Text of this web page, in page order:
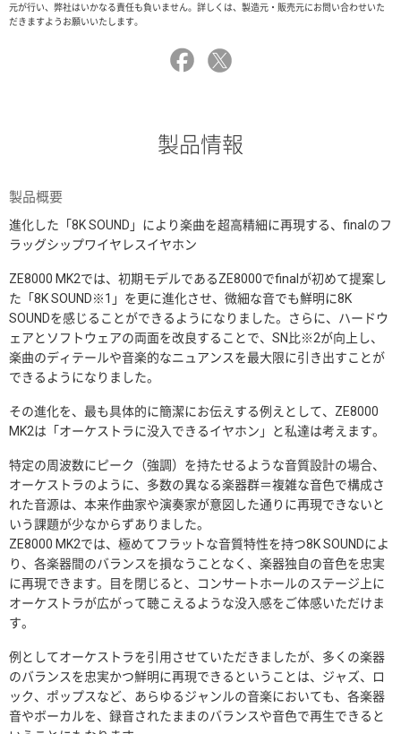
元が行い、弊社はいかなる責任も負いません。詳しくは、製造元・販売元にお問い合わせいた
だきますようお願いいたします。
製品情報
製品概要
進化した「8K SOUND」により楽曲を超高精細に再現する、finalのフ
ラッグシップワイヤレスイヤホン
ZE8000 MK2では、初期モデルであるZE8000でfinalが初めて提案し
た「8K SOUND※1」を更に進化させ、微細な音でも鮮明に8K
SOUNDを感じることができるようになりました。さらに、ハードウ
ェアとソフトウェアの両面を改良することで、SN比※2が向上し、
楽曲のディテールや音楽的なニュアンスを最大限に引き出すことが
できるようになりました。
その進化を、最も具体的に簡潔にお伝えする例えとして、ZE8000
MK2は「オーケストラに没入できるイヤホン」と私達は考えます。
特定の周波数にピーク（強調）を持たせるような音質設計の場合、
オーケストラのように、多数の異なる楽器群＝複雑な音色で構成さ
れた音源は、本来作曲家や演奏家が意図した通りに再現できないと
いう課題が少なからずありました。
ZE8000 MK2では、極めてフラットな音質特性を持つ8K SOUNDによ
り、各楽器間のバランスを損なうことなく、楽器独自の音色を忠実
に再現できます。目を閉じると、コンサートホールのステージ上に
オーケストラが広がって聴こえるような没入感をご体感いただけま
す。
例としてオーケストラを引用させていただきましたが、多くの楽器
のバランスを忠実かつ鮮明に再現できるということは、ジャズ、ロ
ック、ポップスなど、あらゆるジャンルの音楽においても、各楽器
音やボーカルを、録音されたままのバランスや音色で再生できると